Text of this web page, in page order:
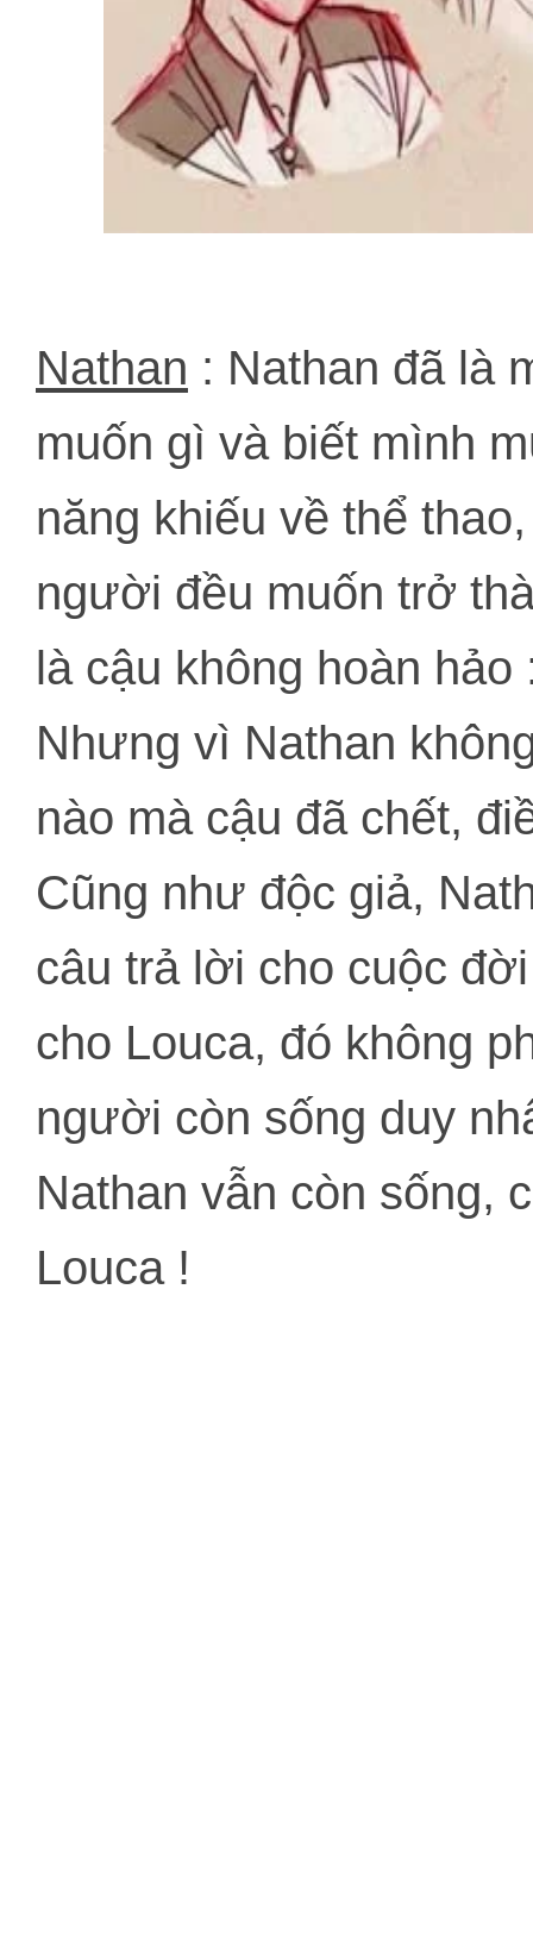
Nathan : Nathan đã là
muốn gì và biết mình
năng khiếu về thể
người đều muốn trở
là cậu không hoàn
Nhưng vì Nathan
nào mà cậu đã chết,
Cũng như độc giả,
câu trả lời cho cuộc
cho Louca, đó không
người còn sống duy
Nathan vẫn còn sống,
Louca !